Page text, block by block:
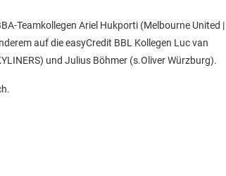
Teamkollegen Ariel Hukporti (Melbourne United |
auf die easyCredit BBL Kollegen Luc van
und Julius Böhmer (s.Oliver Würzburg).